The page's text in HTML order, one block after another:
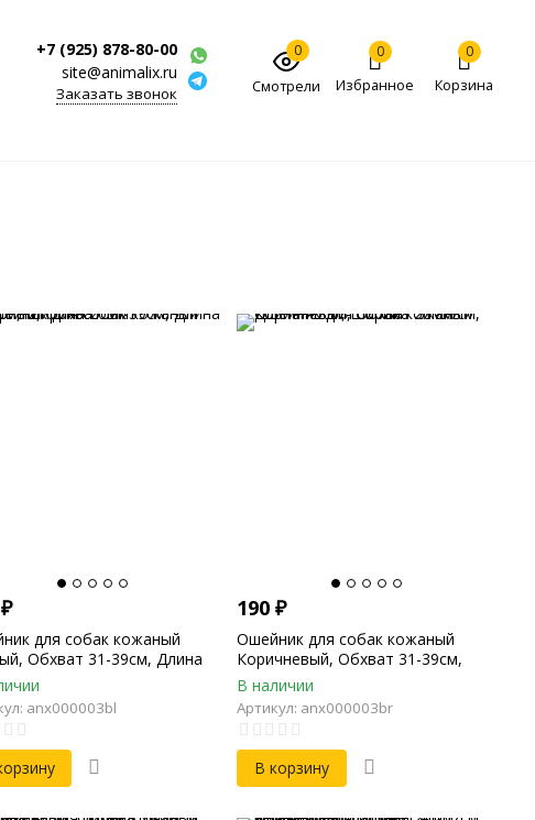
+7 (925) 878-80-00
site@animalix.ru
Заказать звонок
0
Смотрели
0
Избранное
0
Корзина
₽
для собак кожаный
Обхват 31-39см, Длина
Ширина 20мм
anx000003bl
190₽
Ошейник для собак кожаный
Коричневый, Обхват 31-39см,
Длина 45см, Ширина 20мм
В наличии
Артикул: anx000003br
В корзину